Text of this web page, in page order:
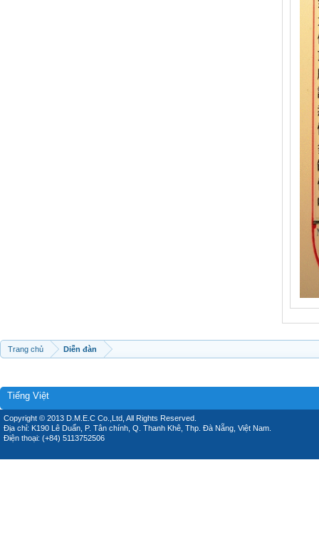
Trang chủ Diễn đàn
Tiếng Việt
Copyright © 2013 D.M.E.C Co.,Ltd, All Rights Reserved.
Địa chỉ: K190 Lê Duẩn, P. Tân chính, Q. Thanh Khê, Thp. Đà Nẵng, Việt Nam.
Điện thoại: (+84) 5113752506